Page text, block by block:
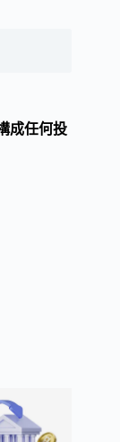
成任何投